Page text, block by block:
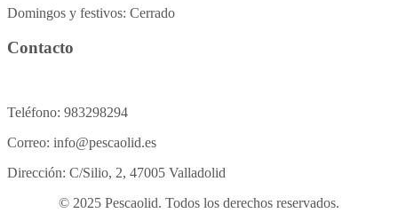
Domingos y festivos: Cerrado
Contacto
Teléfono: 983298294
Correo: info@pescaolid.es
Dirección: C/Silio, 2, 47005 Valladolid
© 2025 Pescaolid. Todos los derechos reservados.